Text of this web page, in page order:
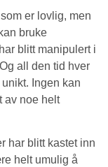
er lovlig, men
bruke
blitt manipulert i
all den tid hver
Ingen kan
av noe helt
har blitt kastet inn
helt umulig å